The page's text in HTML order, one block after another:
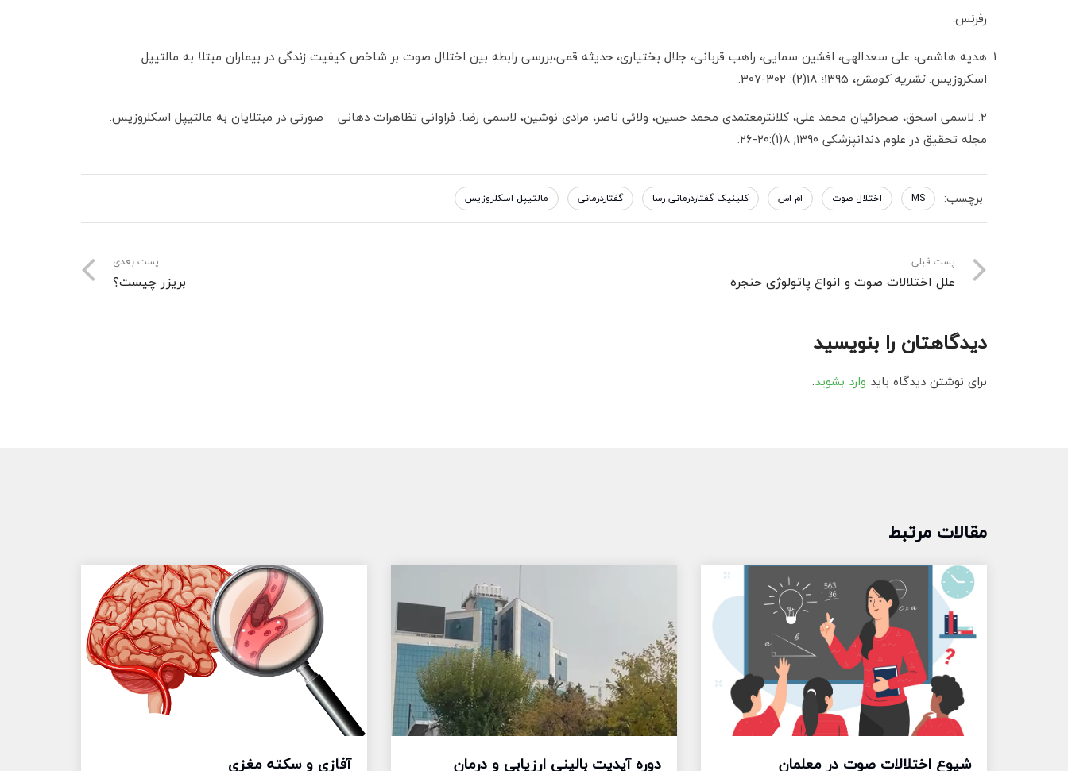
رفرنس:
هدیه هاشمی، علی سعدالهی، افشین سمایی، راهب قربانی، جلال بختیاری، حدیثه قمی،بررسی رابطه بین اختلال صوت بر شاخص کیفیت زندگی در بیماران مبتلا به مالتیپل
اسکروزیس.نشریه کومش، 1395؛ 18(2): 302-307.
2. لاسمی اسحق، صحرائیان محمد علی، کلانترمعتمدی محمد حسین، ولائی ناصر، مرادی نوشین، لاسمی رضا. فراوانی تظاهرات دهانی – صورتی در مبتلایان به مالتیپل اسکلروزیس.
مجله تحقیق در علوم دندانپزشکی ۱۳۹۰; ۸(۱):۲۰-۲۶.
برچسب: MS اختلال صوت ام اس کلینیک گفتاردرمانی رسا گفتاردرمانی مالتیپل اسکلروزیس
پست قبلی
علل اختلالات صوت و انواع پاتولوژی حنجره
پست بعدی
بریزر چیست؟
دیدگاهتان را بنویسید
برای نوشتن دیدگاه باید وارد بشوید.
مقالات مرتبط
شیوع اختلالات صوت در معلمان
دوره آپدیت بالینی ارزیابی و درمان
آفازی و سکته مغزی